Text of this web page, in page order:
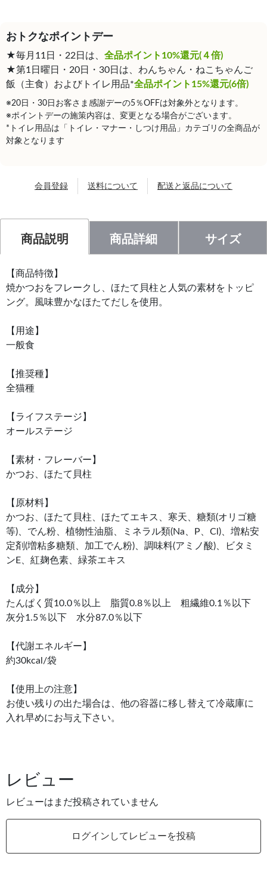
おトクなポイントデー
★毎月11日・22日は、 全品ポイント10%還元(４倍)
★第1日曜日・20日・30日は、わんちゃん・ねこちゃんご
飯（主食）およびトイレ用品*全品ポイント15%還元(6倍)
※20日・30日お客さま感謝デーの5％OFFは対象外となります。
※ポイントデーの施策内容は、変更となる場合がございます。
*トイレ用品は「トイレ・マナー・しつけ用品」カテゴリの全商品が
対象となります
会員登録 送料について 配送と返品について
商品説明 商品詳細 サイズ
【商品特徴】
焼かつおをフレークし、ほたて貝柱と人気の素材をトッピ
ング。風味豊かなほたてだしを使用。
【用途】
一般食
【推奨種】
全猫種
【ライフステージ】
オールステージ
【素材・フレーバー】
かつお、ほたて貝柱
【原材料】
かつお、ほたて貝柱、ほたてエキス、寒天、糖類(オリゴ糖
等)、でん粉、植物性油脂、ミネラル類(Na、P、Cl)、増粘安
定剤(増粘多糖類、加工でん粉)、調味料(アミノ酸)、ビタミ
ンE、紅麹色素、緑茶エキス
【成分】
たんぱく質10.0％以上 脂質0.8％以上 粗繊維0.1％以下
灰分1.5％以下 水分87.0％以下
【代謝エネルギー】
約30kcal/袋
【使用上の注意】
お使い残りの出た場合は、他の容器に移し替えて冷蔵庫に
入れ早めにお与え下さい。
レビュー
レビューはまだ投稿されていません
ログインしてレビューを投稿